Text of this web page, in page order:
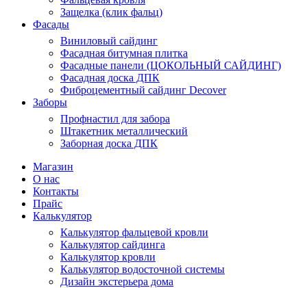
Защелка (клик фальц)
Фасады
Виниловый сайдинг
Фасадная битумная плитка
Фасадные панели (ЦОКОЛЬНЫЙ САЙДИНГ)
Фасадная доска ДПК
Фиброцементный сайдинг Decover
Заборы
Профнастил для забора
Штакетник металлический
Заборная доска ДПК
Магазин
О нас
Контакты
Прайс
Калькулятор
Калькулятор фальцевой кровли
Калькулятор сайдинга
Калькулятор кровли
Калькулятор водосточной системы
Дизайн экстерьера дома